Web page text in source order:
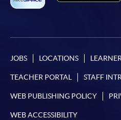
JOBS LOCATIONS
TEACHER PORTAL STAFF
WEB PUBLISHING POLICY
WEB ACCESSIBILITY